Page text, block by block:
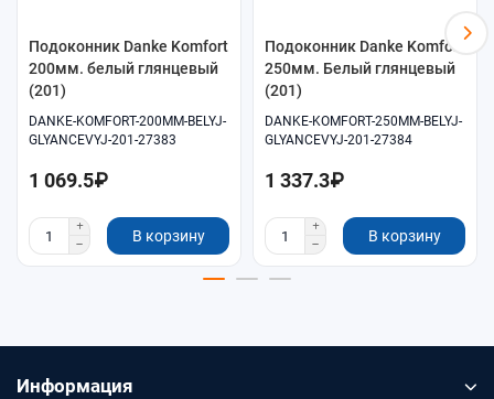
Подоконник Danke Komfort
200мм. белый глянцевый
(201)
DANKE-KOMFORT-200MM-BELYJ-
GLYANCEVYJ-201-27383
1 069.5₽
В корзину
Подоконник Danke Komfort
250мм. Белый глянцевый
(201)
DANKE-KOMFORT-250MM-BELYJ-
GLYANCEVYJ-201-27384
1 337.3₽
В корзину
Информация